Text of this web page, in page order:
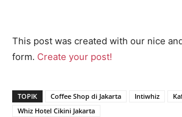
This post was created with our nice
form. Create your post!
TOPIK Coffee Shop di Jakarta Intiwhiz
Whiz Hotel Cikini Jakarta